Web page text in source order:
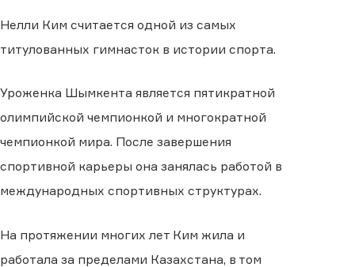
Нелли Ким считается одной из самых
титулованных гимнасток в истории спорта.
Уроженка Шымкента является пятикратной
олимпийской чемпионкой и многократной
чемпионкой мира. После завершения
спортивной карьеры она занялась работой в
международных спортивных структурах.
На протяжении многих лет Ким жила и
работала за пределами Казахстана, в том